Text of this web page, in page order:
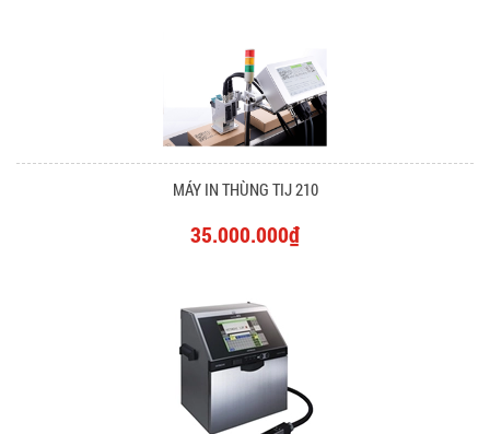
MÁY IN THÙNG TIJ 210
35.000.000₫